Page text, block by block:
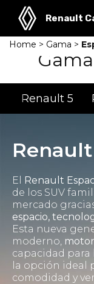
Renault
Home > Gama >
Renault 5
El Renault
de los SUV
mercado
espacio,
Esta nueva
moderno,
capacidad para
la opción ideal
comodidad y